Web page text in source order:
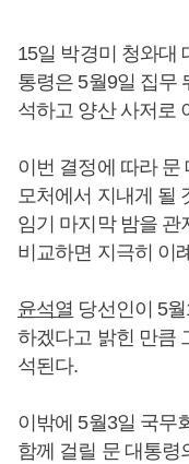
15일 박경미 청와대
통령은 5월9일 집무
석하고 양산 사저로
이번 결정에 따라 문
모처에서 지내게 될
임기 마지막 밤을 관
비교하면 지극히 이
윤석열 당선인이 5
하겠다고 밝힌 만큼
석된다.
이밖에 5월3일 국무
함께 걸릴 문 대통령